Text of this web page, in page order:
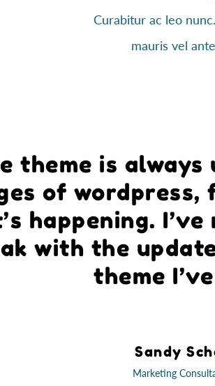
Curabitur ac leo
mauris vel
theme is
of
happening.
with the
theme
Sandy
Marketing